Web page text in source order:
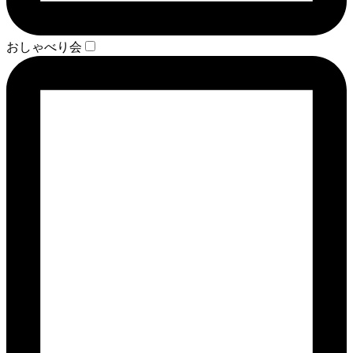
おしゃべり会